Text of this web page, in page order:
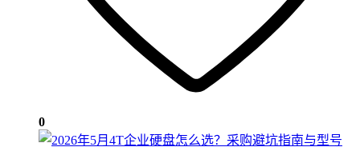
0